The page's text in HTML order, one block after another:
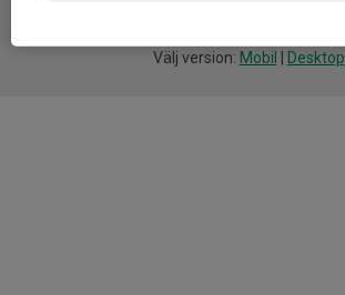
Välj version: Mobil Desktop